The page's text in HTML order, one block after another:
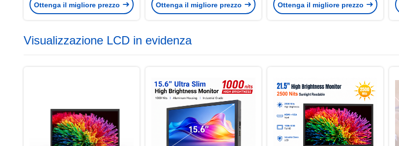
Luminosità
Ottenga il migliore prezzo Ottenga il migliore prezzo
personalizzabile
Ottenga il migliore prezzo
Visualizzazione LCD in evidenza